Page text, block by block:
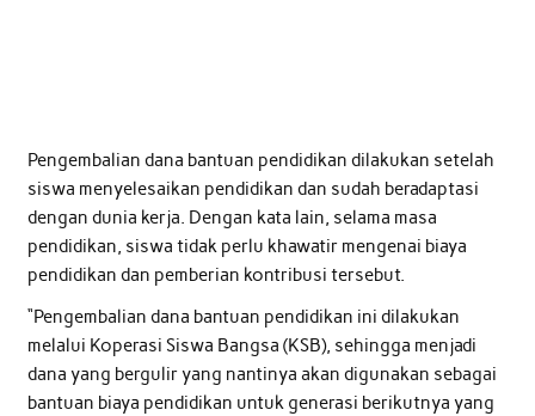
Pengembalian dana bantuan pendidikan dilakukan setelah
siswa menyelesaikan pendidikan dan sudah beradaptasi
dengan dunia kerja. Dengan kata lain, selama masa
pendidikan, siswa tidak perlu khawatir mengenai biaya
pendidikan dan pemberian kontribusi tersebut.
“Pengembalian dana bantuan pendidikan ini dilakukan
melalui Koperasi Siswa Bangsa (KSB), sehingga menjadi
dana yang bergulir yang nantinya akan digunakan sebagai
bantuan biaya pendidikan untuk generasi berikutnya yang